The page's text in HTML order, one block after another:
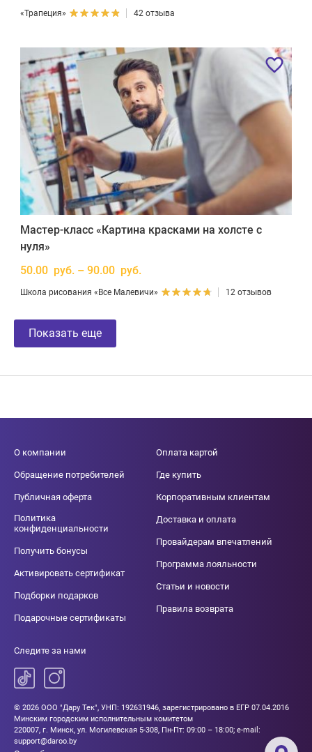
«Трапеция» 42 отзыва
Мастер-класс «Картина красками на холсте с
нуля»
50.00 руб. – 90.00 руб.
Школа рисования «Все Малевичи» 12 отзывов
Показать еще
О компании
Обращение потребителей
Публичная оферта
Политика
конфиденциальности
Получить бонусы
Активировать сертификат
Подборки подарков
Подарочные сертификаты
Оплата картой
Где купить
Корпоративным клиентам
Доставка и оплата
Провайдерам впечатлений
Программа лояльности
Статьи и новости
Правила возврата
Следите за нами
© 2026 ООО "Дару Тек", УНП: 192631946, зарегистрировано в ЕГР 07.04.2016
Минским городским исполнительным комитетом
220007, г. Минск, ул. Могилевская 5-308, Пн-Пт: 09:00 – 18:00; e-mail:
support@daroo.by